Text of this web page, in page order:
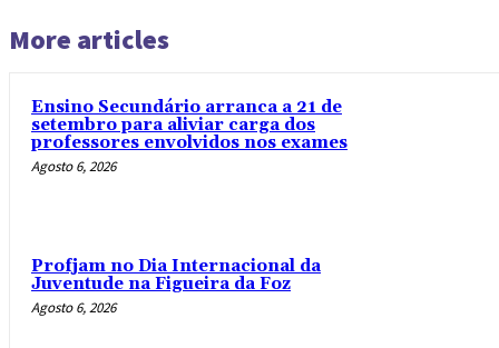
More articles
Ensino Secundário arranca a 21 de
setembro para aliviar carga dos
professores envolvidos nos exames
Agosto 6, 2026
Profjam no Dia Internacional da
Juventude na Figueira da Foz
Agosto 6, 2026